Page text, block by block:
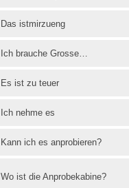
Das istmirzueng
Ich brauche Grosse…
Es ist zu teuer
Ich nehme es
Kann ich es anprobieren?
Wo ist die Anprobekabine?